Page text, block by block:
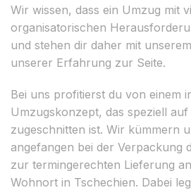
Wir wissen, dass ein Umzug mit
organisatorischen
und stehen dir daher mit
unserer Erfahrung zur Seite.
Bei uns profitierst du von einem
Umzugskonzept, das speziell
zugeschnitten ist. Wir kümmern
angefangen bei der Verpackung
zur termingerechten Lieferung
Wohnort in Tschechien. Dabei